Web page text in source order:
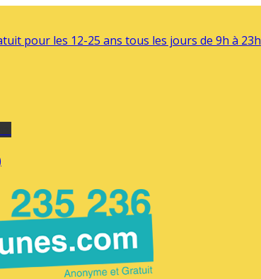
pour les 12-25 ans tous les jours de 9h à 23h